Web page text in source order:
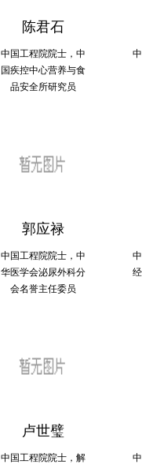
陈君石
中国工程院院士，中
国疾控中心营养与食
品安全所研究员
郭应禄
中国工程院院士，中
华医学会泌尿外科分
会名誉主任委员
卢世璧
中国工程院院士，解